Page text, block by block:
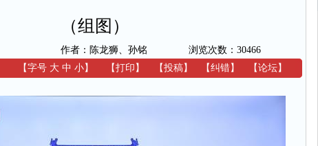
（组图）
作者：陈龙狮、孙铭 浏览次数： 30466
【字号 大 中 小】 【打印 】 【投稿】 【纠错】 【论坛】